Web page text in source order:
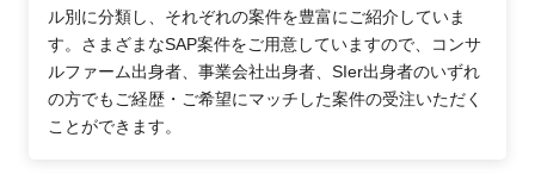
ル別に分類し、それぞれの案件を豊富にご紹介していま
す。さまざまなSAP案件をご用意していますので、コンサ
ルファーム出身者、事業会社出身者、SIer出身者のいずれ
の方でもご経歴・ご希望にマッチした案件の受注いただく
ことができます。